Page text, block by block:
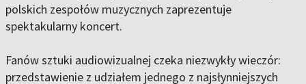
polskich zespołów muzycznych zaprezentuje
spektakularny koncert.
Fanów sztuki audiowizualnej czeka niezwykły wieczór:
przedstawienie z udziałem jednego z najsłynniejszych